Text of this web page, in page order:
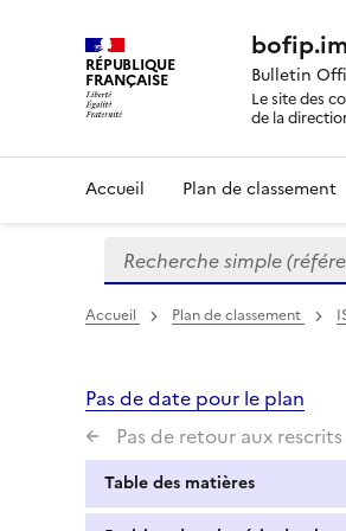
RÉPUBLIQUE
FRANÇAISE Bulletin
Le site des
de la
Accueil Plan de classement
Formulaire
de
recherche
Recherche simple
Accueil Plan de classement
Pas de date pour le plan
Pas de retour aux rescrits
Table des matières